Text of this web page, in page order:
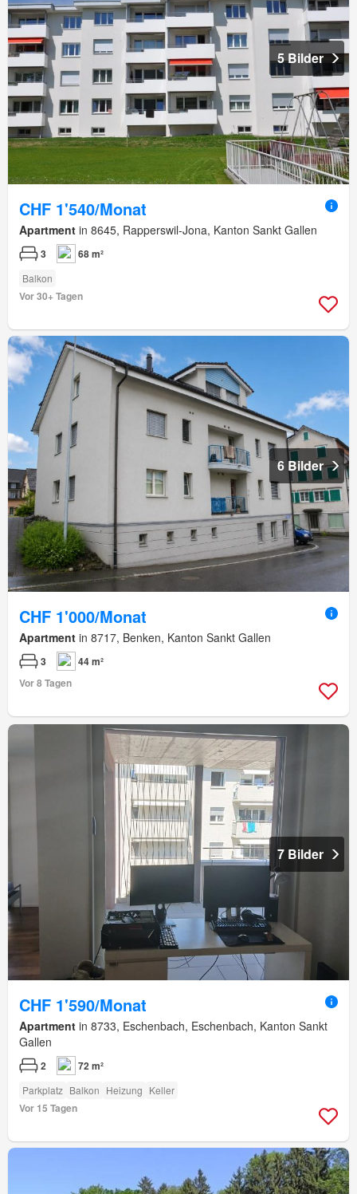
5 Bilder
CHF 1'540/Monat
Apartment in 8645, Rapperswil-Jona, Kanton Sankt Gallen
3 68 m²
Balkon
Vor 30+ Tagen
6 Bilder
CHF 1'000/Monat
Apartment in 8717, Benken, Kanton Sankt Gallen
3
44 m²
Vor 8 Tagen
7 Bilder
CHF 1'590/Monat
Apartment in 8733, Eschenbach, Eschenbach, Kanton Sankt
Gallen
2 72 m²
Parkplatz Balkon Heizung Keller
Vor 15 Tagen